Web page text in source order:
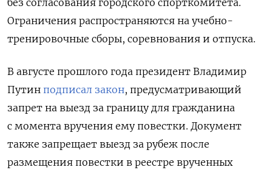
Ограничения распространяются на учебно-
тренировочные сборы, соревнования и отпуска.
В августе прошлого года президент Владимир
Путин подписал закон, предусматривающий
запрет на выезд за границу для гражданина
с момента вручения ему повестки. Документ
также запрещает выезд за рубеж после
размещения повестки в реестре врученных